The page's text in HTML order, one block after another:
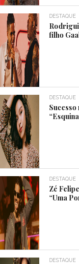
DESTAQUE
filho
DESTAQUE
DESTAQUE
Zé
“Uma
DESTAQUE